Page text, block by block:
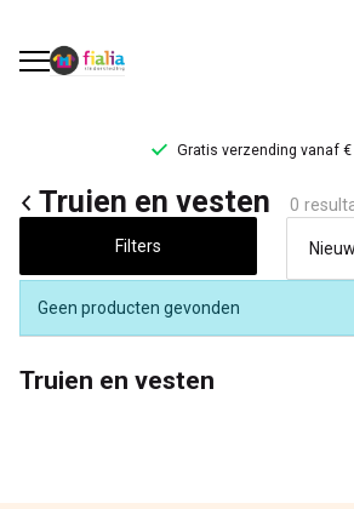
Gratis verzending vanaf €
Truien
vesten
FiaLia
Truien en vesten 0
Filters
Geen producten gevonden
Truien en vesten